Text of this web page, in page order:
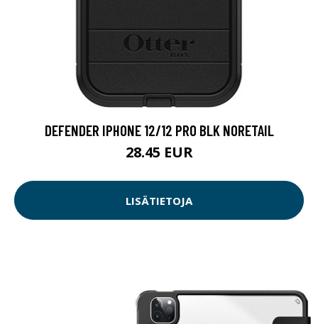
DEFENDER IPHONE 12/12 PRO BLK NORETAIL
28.45 EUR
LISÄTIETOJA